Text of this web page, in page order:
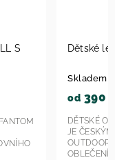
S
Dětské
Skladem
od 390
DĚTSKÉ
JE
OBLEČENÍ